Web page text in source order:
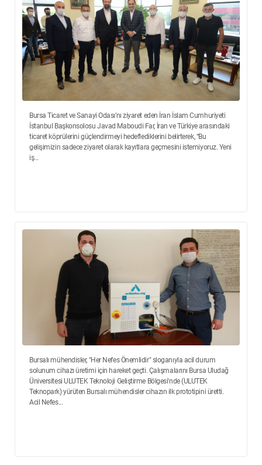
Bursa Ticaret ve Sanayi Odası’nı ziyaret eden İran İslam Cumhuriyeti
İstanbul Başkonsolosu Javad Maboudi Far, İran ve Türkiye arasındaki
ticaret köprülerini güçlendirmeyi hedeflediklerini belirterek, “Bu
gelişimizin sadece ziyaret olarak kayıtlara geçmesini istemiyoruz. Yeni
iş...
Bursalı mühendisler, "Her Nefes Önemlidir" sloganıyla acil durum
solunum cihazı üretimi için hareket geçti. Çalışmalarını Bursa Uludağ
Üniversitesi ULUTEK Teknoloji Geliştirme Bölgesi'nde (ULUTEK
Teknopark) yürüten Bursalı mühendisler cihazın ilk prototipini üretti.
Acil Nefes...